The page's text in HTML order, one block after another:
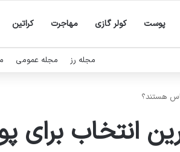
پوست کولر گازی مهاجرت کراتین
مجله رز مجله عمومی
هستند؟
انتخاب